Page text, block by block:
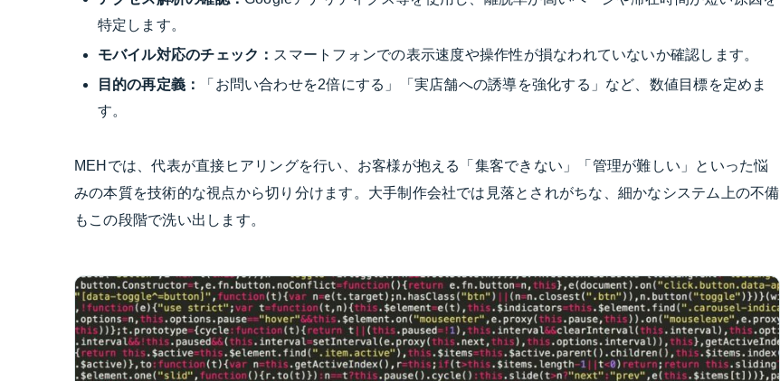
特定します。
モバイル対応のチェック： スマートフォンでの表示速度や操作性が損なわれていないか確認します。
目的の再定義：
「お問い合わせを2倍にする」「実店舗への誘導を強化する」など、数値目標を定めま
す。
MEHでは、代表が直接ヒアリングを行い、お客様が抱える「集客できない」「管理が難しい」といった悩
みの本質を技術的な視点から切り分けます。大手制作会社では見落とされがちな、細かなシステム上の不備
もこの段階で洗い出します。